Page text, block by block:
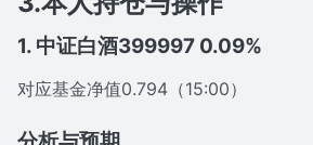
1. 中证白酒399997 0.09%
对应基金净值0.794（15:00）